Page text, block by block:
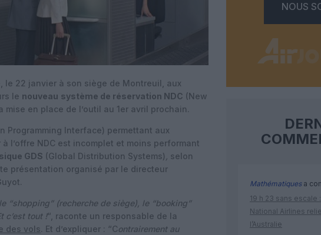
le 22 janvier à son siège de Montreuil, aux
le nouveau système de réservation NDC (New
en place de l’outil au 1er avril prochain.
Programming Interface) permettant aux
l’offre NDC est incomplet et moins performant
GDS (Global Distribution Systems)
selon
présentation organisé par le directeur
“shopping” (recherche de siège), le “booking”
c’est tout !“, raconte un responsable de la
des vols. Et d’expliquer : “Contrairement au
NOUS
Mathématiquesa
19 h 23 sans
National Airlines
l’Australie